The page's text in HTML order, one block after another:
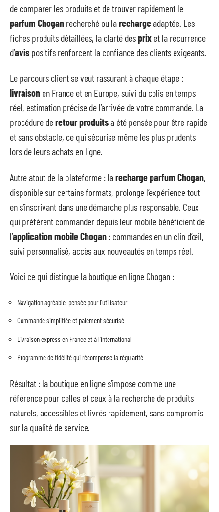
de comparer les produits et de trouver rapidement le
parfum Chogan recherché ou larechargeadaptée. Les
fiches produits détaillées, la clarté desprix et la récurrence
d’avis positifs renforcent la confiance des clients exigeants.
Le parcours client se veut rassurant à chaque étape :
livraison en France et en Europe, suivi du colis en temps
réel, estimation précise de l’arrivée de votre commande. La
procédure deretour produitsa été pensée pour être rapide
et sans obstacle, ce qui sécurise même les plus prudents
lors de leurs achats en ligne.
Autre atout de la plateforme : larecharge parfum Chogan,
disponible sur certains formats, prolonge l’expérience tout
en s’inscrivant dans une démarche plus responsable. Ceux
qui préfèrent commander depuis leur mobile bénéficient de
l’application mobile Chogan : commandes en un clin d’œil,
suivi personnalisé, accès aux nouveautés en temps réel.
Voici ce qui distingue la boutique en ligne Chogan :
Navigation agréable, pensée pour l’utilisateur
Commande simplifiée et paiement sécurisé
Livraison express en France et à l’international
Programme de fidélité qui récompense la régularité
Résultat : la boutique en ligne s’impose comme une
référence pour celles et ceux à la recherche de produits
naturels, accessibles et livrés rapidement, sans compromis
sur la qualité de service.